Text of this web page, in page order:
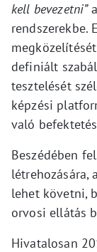
kell bevezetni”
rendszerekbe.
definiált
tesztelését
képzési
való
Beszédében
létrehozására,
lehet követni,
orvosi ellátás
Hivatalosan